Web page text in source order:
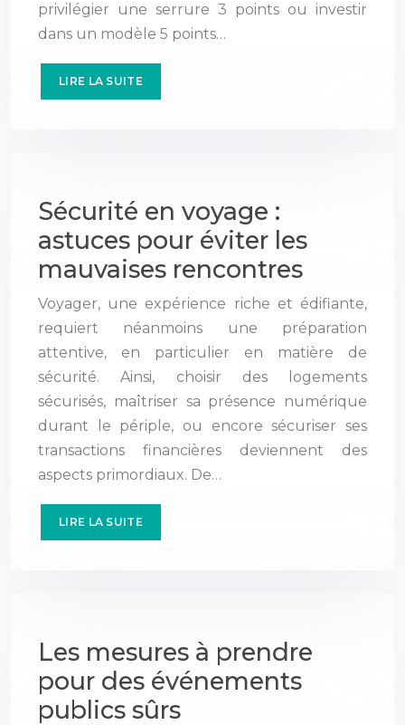
privilégier une serrure 3 points ou investir
dans un modèle 5 points…
LIRE LA SUITE
Sécurité en voyage :
astuces pour éviter les
mauvaises rencontres
Voyager, une expérience riche et édifiante,
requiert néanmoins une préparation
attentive, en particulier en matière de
sécurité. Ainsi, choisir des logements
sécurisés, maîtriser sa présence numérique
durant le périple, ou encore sécuriser ses
transactions financières deviennent des
aspects primordiaux. De…
LIRE LA SUITE
Les mesures à prendre
pour des événements
publics sûrs